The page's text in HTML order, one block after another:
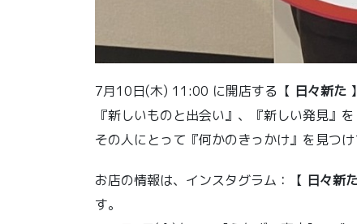
7月10日(木) 11:00 に開店する【 日々新た
『新しいものと出会い』、『新しい発見』
その人にとって『何かのきっかけ』を見つ
お店の情報は、インスタグラム：【 日々新
す。